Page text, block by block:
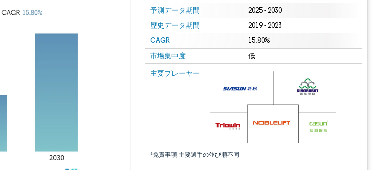
予測データ期間 2025 - 2030
歴史データ期間 2019 - 2023
CAGR 15.80%
市場集中度 低
主要プレーヤー
*免責事項:主要選手の並び順不同